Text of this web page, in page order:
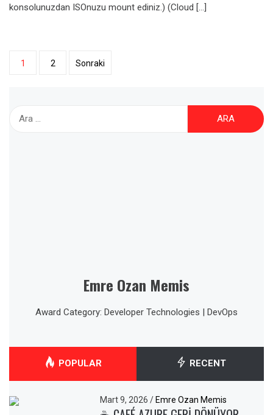
konsolunuzdan ISOnuzu mount ediniz.) (Cloud […]
Yazı1 2 Sonraki
Arama:
Emre Ozan Memis
Award Category: Developer Technologies | DevOps
POPULAR RECENT
Mart 9, 2026/ Emre Ozan Memis